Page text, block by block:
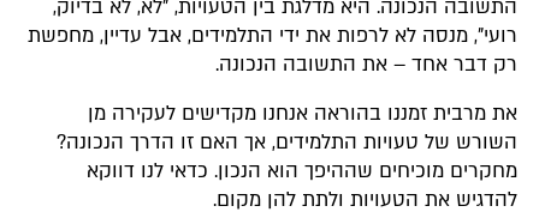
התשובה הנכונה. היא מדלגת בין הטעויות, "לא, לא בדיוק,
רועי", מנסה לא לרפות את ידי התלמידים, אבל עדיין, מחפשת
רק דבר אחד – את התשובה הנכונה.
את מרבית זמננו בהוראה אנחנו מקדישים לעקירה מן
השורש של טעויות התלמידים, אך האם זו הדרך הנכונה?
מחקרים מוכיחים שההיפך הוא הנכון. כדאי לנו דווקא
להדגיש את הטעויות ולתת להן מקום.